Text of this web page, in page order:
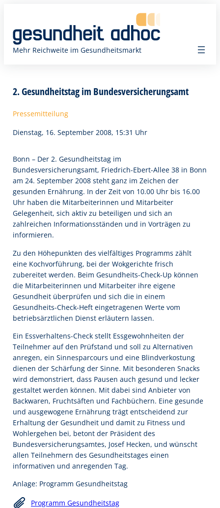
springen
Mehr Reichweite im Gesundheitsmarkt
2. Gesundheitstag im Bundesversicherungsamt
Pressemitteilung
Dienstag, 16. September 2008, 15:31 Uhr
Bonn – Der 2. Gesundheitstag im
Bundesversicherungsamt, Friedrich-Ebert-Allee 38 in Bonn
am 24. September 2008 steht ganz im Zeichen der
gesunden Ernährung. In der Zeit von 10.00 Uhr bis 16.00
Uhr haben die Mitarbeiterinnen und Mitarbeiter
Gelegenheit, sich aktiv zu beteiligen und sich an
zahlreichen Informationsständen und in Vorträgen zu
informieren.
Zu den Höhepunkten des vielfältiges Programms zählt
eine Kochvorführung, bei der Wokgerichte frisch
zubereitet werden. Beim Gesundheits-Check-Up können
die Mitarbeiterinnen und Mitarbeiter ihre eigene
Gesundheit überprüfen und sich die in einem
Gesundheits-Check-Heft eingetragenen Werte vom
betriebsärztlichen Dienst erläutern lassen.
Ein Essverhaltens-Check stellt Essgewohnheiten der
Teilnehmer auf den Prüfstand und soll zu Alternativen
anregen, ein Sinnesparcours und eine Blindverkostung
dienen der Schärfung der Sinne. Mit besonderen Snacks
wird demonstriert, dass Pausen auch gesund und lecker
gestaltet werden können. Mit dabei sind Anbieter von
Backwaren, Fruchtsäften und Fachbüchern. Eine gesunde
und ausgewogene Ernährung trägt entscheidend zur
Erhaltung der Gesundheit und damit zu Fitness und
Wohlergehen bei, betont der Präsident des
Bundesversicherungsamtes, Josef Hecken, und wünscht
allen Teilnehmern des Gesundheitstages einen
informativen und anregenden Tag.
Anlage: Programm Gesundheitstag
Programm Gesundheitstag